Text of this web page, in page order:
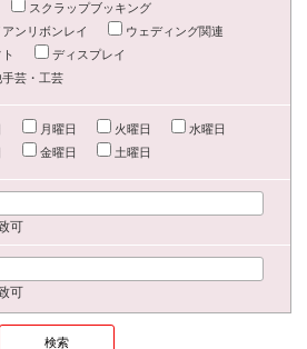
スクラップブッキング
ンリボンレイ
ウェディング関連
ディスプレイ
手芸・工芸
月曜日 火曜日
水曜日
金曜日 土曜日
可
可